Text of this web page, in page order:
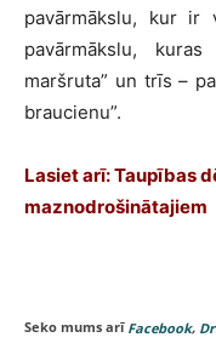
pavārmākslu, kur ir
pavārmākslu,
maršruta” un trīs –
braucienu”.
Lasiet arī: Taupības
maznodrošinātajiem
Seko mums arī Facebook,